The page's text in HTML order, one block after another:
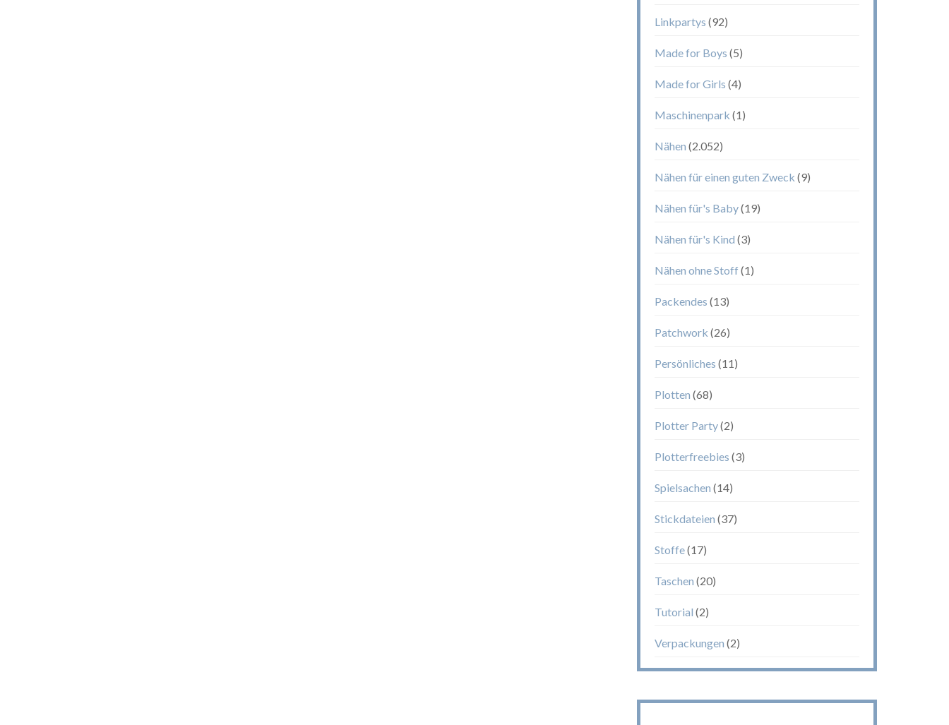
Linkpartys (92)
Made for Boys (5)
Made for Girls (4)
Maschinenpark (1)
Nähen (2.052)
Nähen für einen guten Zweck (9)
Nähen für's Baby(19)
Nähen für's Kind (3)
Nähen ohne Stoff (1)
Packendes (13)
Patchwork (26)
Persönliches (11)
Plotten (68)
Plotter Party(2)
Plotterfreebies (3)
Spielsachen (14)
Stickdateien (37)
Stoffe(17)
Taschen (20)
Tutorial (2)
Verpackungen (2)